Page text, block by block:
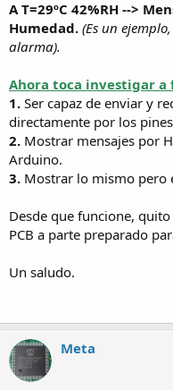
A T=29ºC 42%RH -->
Humedad. (Es un
alarma).
Ahora toca investigar a
1. Ser capaz de enviar y
directamente por los
2. Mostrar mensajes por
Arduino.
3. Mostrar lo mismo pero
Desde que funcione,
PCB a parte preparado
Un saludo.
Meta